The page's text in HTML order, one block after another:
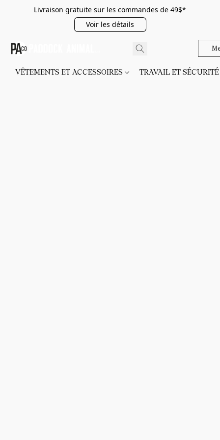
Livraison gratuite sur les commandes de 49$*
Voir les détails
VÊTEMENTS ET ACCESSOIRES TRAVAIL ET